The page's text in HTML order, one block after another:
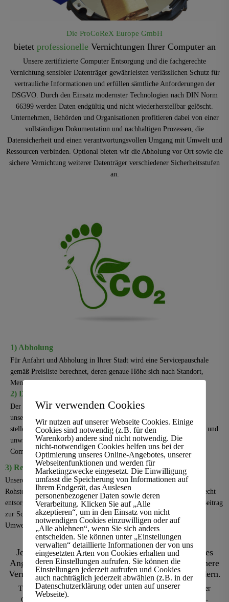
Die ProCoReX Europe GmbH
bietet professionelleVernichtungen Ihrer Computer an
Unsere zertifizierte Computer Entsorgung und die fachgerechte
Vernichtung sensibler Datenträger gewährleisten verlässlichen Schutz für
vertrauliche Informationen und erfüllen sämtliche Anforderungen der
DSGVO. Durch den Einsatz modernster Technologien nach DIN Norm
66399 werden Daten endgültig und nicht wiederherstellbar gelöscht.
Unternehmen, Behörden und Organisationen profitieren dabei von einer
vollständigen Dokumentation und nachhaltigen Prozessen, die
Datensicherheit und einen verantwortungsvollen Umgang mit Umwelt und
Ressourcen verbinden. Optional bieten wir die Abholung vor Ort sowie die
sichere Vernichtung weiterer Datenträger verschiedener Sicherheitsstufen
an.
1) Abholung
Für Anfahrt und Abholung in Ihrer Stadt wird eine Servicepauschale
gemäß Preisliste berechnet, deren genaue Höhe sich nach Standort,
Menge und Entfernung richtet.
2) Datensicherheit
Der Schutz Ihrer sensiblen Daten hat für uns oberste Priorität. Mit
unserer DEKRA-zertifizierten Datenvernichtung nach DIN 66399
stellen wir sicher, dass Ihre vertraulichen Informationen vollständig und
unwiderruflich gelöscht werden. So können Sie Ihre
Computerentsorgung bedenkenlos durchführen lassen.
3) Recycling alter Computer
Unsere qualifizierten Recyclingpartner sorgen dafür, dass wertvolle
Rohstoffe sorgfältig zurückgewonnen und gefährliche Stoffe fachgerecht
entsorgt werden. So leisten Sie gemeinsam mit uns einen wichtigen Beitrag
zur Schonung natürlicher Ressourcen und zur Reduzierung von
Umweltbelastungen.
Planungssicherheit für Ihre Projektanforderung
Jetzt unverbindlich informieren und ein individuelles
Angebot für die Computer Entsorgung sowie die sichere
Vernichtung von Festplatten und Datenträgern anfordern.
Transparente Preisstrukturen und eine flexible Abwicklung bei der
Computer Entsorgung sorgen für maximale Planungssicherheit –
Wir verwenden Cookies
Wir nutzen auf unserer Webseite Cookies. Einige
Cookies sind notwendig (z.B. für den
Warenkorb) andere sind nicht notwendig. Die
nicht-notwendigen Cookies helfen uns bei der
Optimierung unseres Online-Angebotes, unserer
Webseitenfunktionen und werden für
Marketingzwecke eingesetzt. Die Einwilligung
umfasst die Speicherung von Informationen auf
Ihrem Endgerät, das Auslesen
personenbezogener Daten sowie deren
Verarbeitung. Klicken Sie auf „Alle
akzeptieren“, um in den Einsatz von nicht
notwendigen Cookies einzuwilligen oder auf
„Alle ablehnen“, wenn Sie sich anders
entscheiden. Sie können unter „Einstellungen
verwalten“ detaillierte Informationen der von uns
eingesetzten Arten von Cookies erhalten und
deren Einstellungen aufrufen. Sie können die
Einstellungen jederzeit aufrufen und Cookies
auch nachträglich jederzeit abwählen (z.B. in der
Datenschutzerklärung oder unten auf unserer
Webseite).